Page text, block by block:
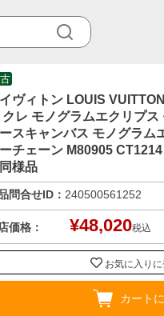
ヴィトン LOUIS
クレ モノグラムエクリプ
スキャンバス モノグラム
チェーン M80905
様品
問合せID： 240500561252
価格： ¥48,020税込
お気に入り
カート